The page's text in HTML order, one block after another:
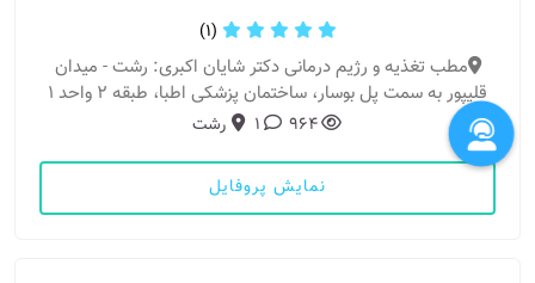
(1)
مطب تغذیه و رژیم درمانی دکتر شایان اکبری: رشت - میدان
قلیپور به سمت پل بوسار، ساختمان پزشکی اطبا، طبقه ۲ واحد ۱
964
1 رشت
نمایش پروفایل